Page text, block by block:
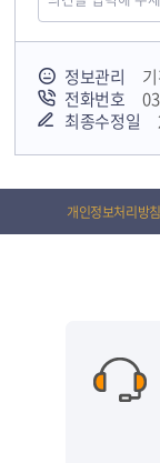
정보관리
전화번호
최종수정일
개인정보처리방침